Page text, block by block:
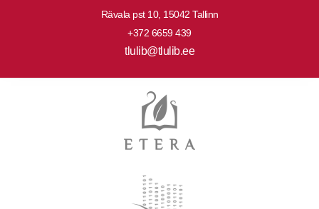
Rävala pst 10, 15042 Tallinn
+372 6659 439
tlulib@tlulib.ee